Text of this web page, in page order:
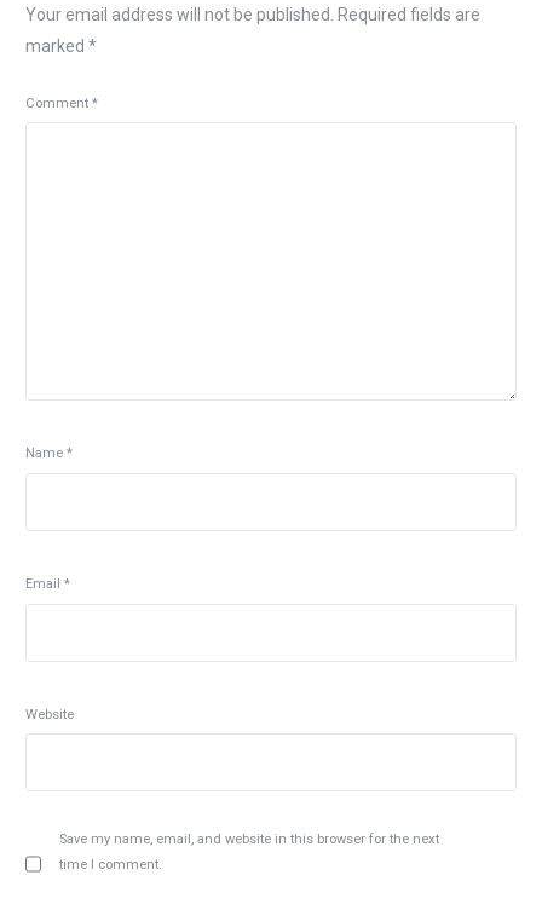
Your email address will not be published.
Required fields are
marked*
Comment*
Name*
Email*
Website
Save my name, email, and website in this browser for the next
time I comment.